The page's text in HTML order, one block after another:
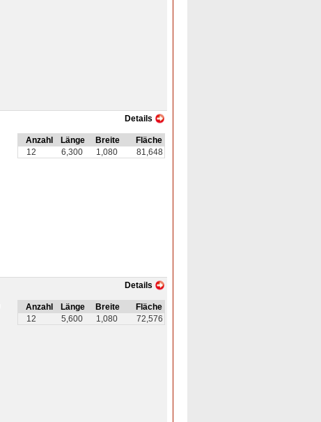
Details
Anzahl Länge Breite
Fläche
12
6,300 1,080 81,648
Details
Anzahl Länge Breite
Fläche
12
5,600 1,080 72,576